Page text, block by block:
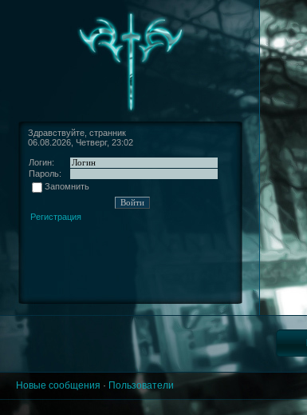
Здравствуйте, странник
06.08.2026, Четверг, 23:02
Логин:
Пароль:
Запомнить
Регистрация
Новые сообщения · Пользователи